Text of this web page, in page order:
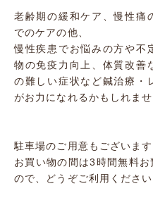
老齢期の緩和ケア、慢性痛
でのケアの他、
慢性疾患でお悩みの方や不
物の免疫力向上、体質改善
の難しい症状など鍼治療・
がお力になれるかもしれませ
駐車場のご用意もございます
お買い物の間は3時間無料
ので、どうぞご利用ください